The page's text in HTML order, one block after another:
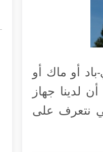
أو ماك أو
لدينا جهاز
نتعرف على